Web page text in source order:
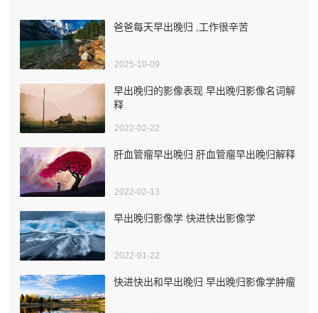
爸爸每天早出晚归 ,工作很辛苦
2025-10-09
早出晚归的影像表现 早出晚归影像名词解
释
2022-02-22
肝血管瘤早出晚归 肝血管瘤早出晚归解释
2022-02-13
早出晚归影像学 快进快出影像学
2022-01-22
快进快出和早出晚归 早出晚归影像学肿瘤